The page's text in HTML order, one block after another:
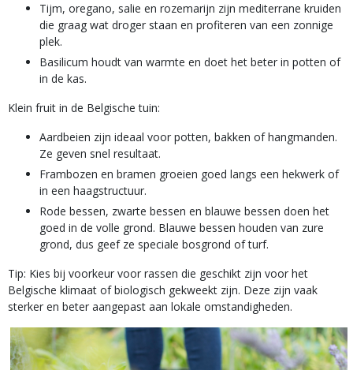
Tijm, oregano, salie en rozemarijn zijn mediterrane kruiden
die graag wat droger staan en profiteren van een zonnige
plek.
Basilicum houdt van warmte en doet het beter in potten of
in de kas.
Klein fruit in de Belgische tuin:
Aardbeien zijn ideaal voor potten, bakken of hangmanden.
Ze geven snel resultaat.
Frambozen en bramen groeien goed langs een hekwerk of
in een haagstructuur.
Rode bessen, zwarte bessen en blauwe bessen doen het
goed in de volle grond. Blauwe bessen houden van zure
grond, dus geef ze speciale bosgrond of turf.
Tip: Kies bij voorkeur voor rassen die geschikt zijn voor het
Belgische klimaat of biologisch gekweekt zijn. Deze zijn vaak
sterker en beter aangepast aan lokale omstandigheden.